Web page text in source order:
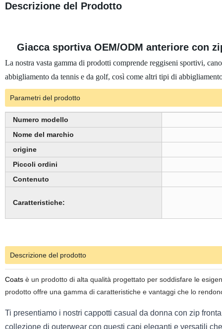
Descrizione del Prodotto
Giacca sportiva OEM/ODM anteriore con
La nostra vasta gamma di prodotti comprende reggiseni sportivi,
abbigliamento da tennis e da golf, così come altri tipi di
Parametri del prodotto
Numero modello
Nome del marchio
origine
Piccoli ordini
Contenuto
Caratteristiche:
Descrizione del prodotto
Coatsè un prodotto di alta qualità progettato per soddisfare le
prodotto offre una gamma di caratteristiche e vantaggi che lo
Ti presentiamo i nostri cappotti casual da donna con zip
collezione di outerwear con questi capi eleganti e versatili